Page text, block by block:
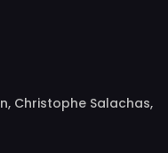
Christophe Salachas,